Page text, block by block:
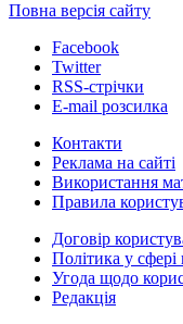
Повна версія сайту
Facebook
Twitter
RSS-стрічки
E-mail розсилка
Контакти
Реклама на сайті
Використання
Правила
Договір
Політика у сфері
Угода щодо
Редакція